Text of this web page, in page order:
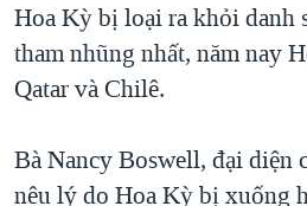
Hoa Kỳ bị loại ra khỏi danh
tham nhũng nhất, năm nay
Qatar và Chilê.
Bà Nancy Boswell, đại diện
nêu lý do Hoa Kỳ bị xuống